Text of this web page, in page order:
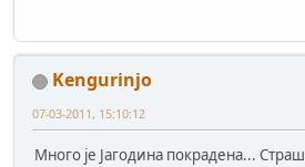
Kengurinjo
07-03-2011, 15:10:12
Много је Јагодина покрадена...